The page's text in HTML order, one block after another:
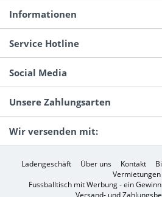
Informationen
Service Hotline
Social Media
Unsere Zahlungsarten
Wir versenden mit:
Ladengeschäft Über uns Kontakt
Vermietungen
Fussballtisch mit Werbung - ein